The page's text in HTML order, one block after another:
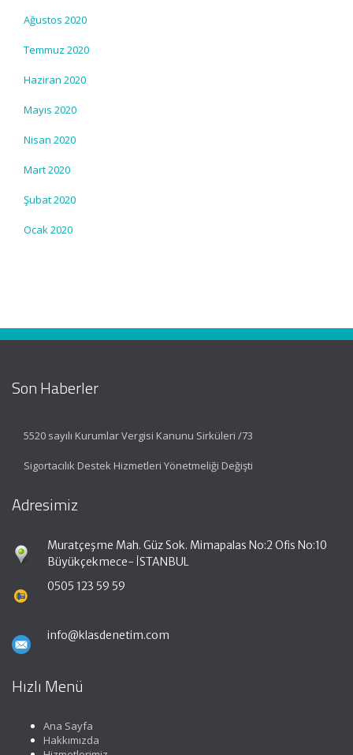
Ağustos 2020
Temmuz 2020
Haziran 2020
Mayıs 2020
Nisan 2020
Mart 2020
Şubat 2020
Ocak 2020
Son Haberler
5520 sayılı Kurumlar Vergisi Kanunu Sirküleri /73
Sigortacılık Destek Hizmetleri Yönetmeliği Değişti
Adresimiz
Muratçeşme Mah. Güz Sok. Mimapalas No:2 Ofis No:10
Büyükçekmece- İSTANBUL
0505 123 59 59
info@klasdenetim.com
Hızlı Menü
Ana Sayfa
Hakkımızda